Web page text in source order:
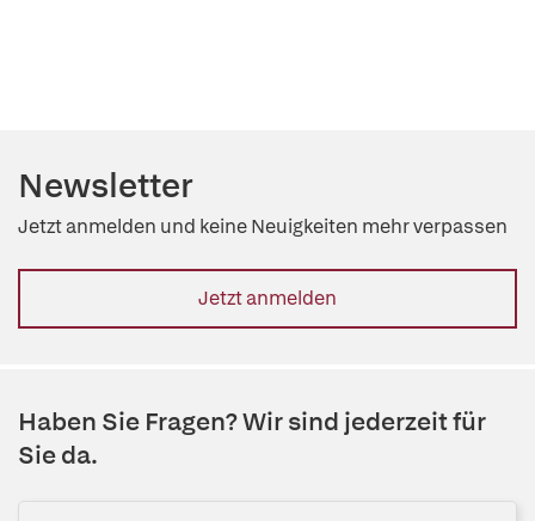
Newsletter
Jetzt anmelden und keine Neuigkeiten mehr verpassen
Jetzt anmelden
Haben Sie Fragen? Wir sind jederzeit für
Sie da.